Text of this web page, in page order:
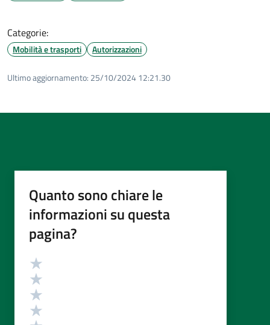
Categorie:
Mobilità e trasporti Autorizzazioni
Ultimo aggiornamento: 25/10/2024 12:21.30
Quanto sono chiare le
informazioni su questa
pagina?
Valutazione